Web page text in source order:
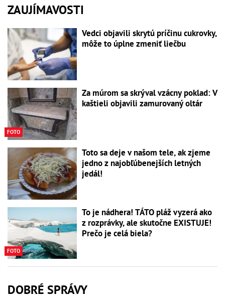
ZAUJÍMAVOSTI
Vedci objavili skrytú príčinu cukrovky,
môže to úplne zmeniť liečbu
FOTO
Za múrom sa skrýval vzácny poklad: V
kaštieli objavili zamurovaný oltár
Toto sa deje v našom tele, ak zjeme
jedno z najobľúbenejších letných
jedál!
FOTO
To je nádhera! TÁTO pláž vyzerá ako
z rozprávky, ale skutočne EXISTUJE!
Prečo je celá biela?
DOBRÉ SPRÁVY